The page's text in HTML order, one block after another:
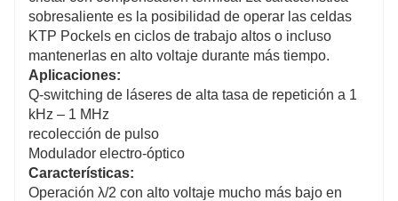
sobresaliente es la posibilidad de operar las celdas
KTP Pockels en ciclos de trabajo altos o incluso
mantenerlas en alto voltaje durante más tiempo.
Aplicaciones:
Q-switching de láseres de alta tasa de repetición a 1
kHz – 1 MHz
recolección de pulso
Modulador electro-óptico
Características:
Operación λ/2 con alto voltaje mucho más bajo en